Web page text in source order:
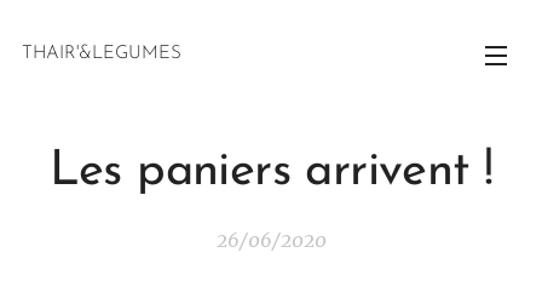
THAIR'&LEGUMES
Les paniers arrivent !
26/06/2020